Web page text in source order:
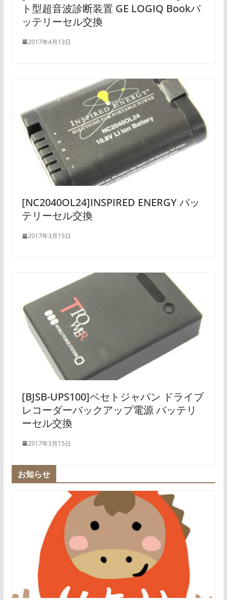
ト型超音波診断装置 GE LOGIQ Bookバ
ッテリーセル交換
2017年4月13日
[NC2040OL24]INSPIRED ENERGY バッ
テリーセル交換
2017年3月15日
[BJSB-UPS100]ベセトジャパン ドライブ
レコーダーバックアップ電源 バッテリ
ーセル交換
2017年3月15日
お知らせ